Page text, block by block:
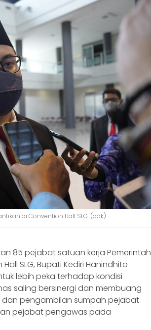
di Convention Hall SLG. (dok)
85 pejabat satuan kerja Pemerintah
SLG, Bupati Kediri Hanindhito
lebih peka terhadap kondisi
saling bersinergi dan membuang
dan pengambilan sumpah pejabat
pejabat pengawas pada